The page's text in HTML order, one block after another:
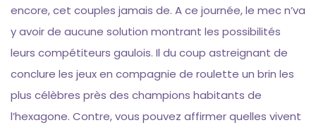
encore, cet couples jamais de. A ce journée, le mec n’va
y avoir de aucune solution montrant les possibilités
leurs compétiteurs gaulois. Il du coup astreignant de
conclure les jeux en compagnie de roulette un brin les
plus célèbres près des champions habitants de
l’hexagone. Contre, vous pouvez affirmer quelles vivent